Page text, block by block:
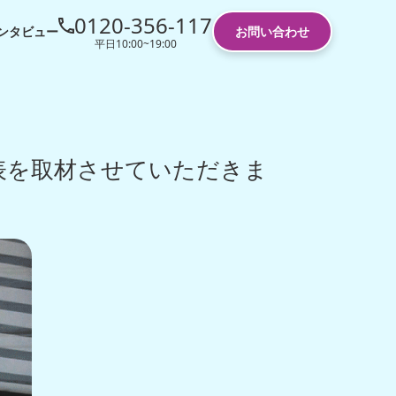
タビュー 0120-356-117
平日10:00~19:00
お問い合わせ
取材させていただきま